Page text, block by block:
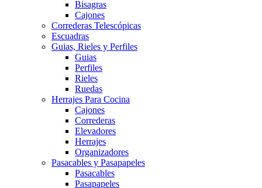
Bisagras
Cajones
Correderas Telescópicas
Escuadras
Guias, Rieles y Perfiles
Guias
Perfiles
Rieles
Ruedas
Herrajes Para Cocina
Cajones
Correderas
Elevadores
Herrajes
Organizadores
Pasacables y Pasapapeles
Pasacables
Pasapapeles